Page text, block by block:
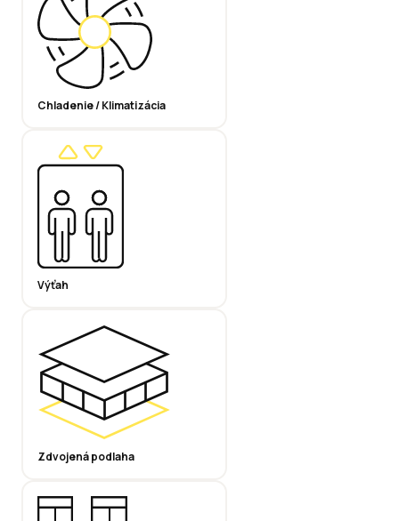
Chladenie / Klimatizácia
Výťah
Zdvojená podlaha